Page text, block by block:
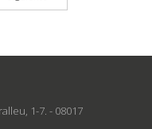
1-7. - 08017